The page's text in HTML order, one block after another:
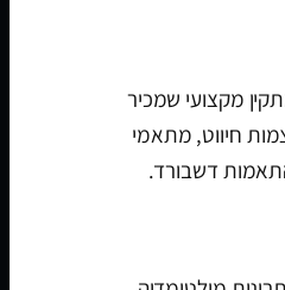
מקצועי שמכיר
חיווט, מתאמי